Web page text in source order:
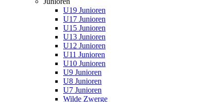
U19 Junioren
U17 Junioren
U15 Junioren
U13 Junioren
U12 Junioren
U11 Junioren
U10 Junioren
U9 Junioren
U8 Junioren
U7 Junioren
Wilde Zwerge